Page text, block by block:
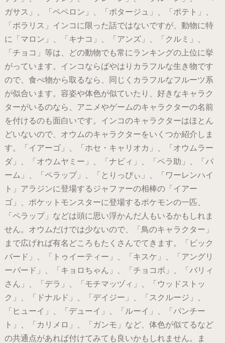
ガサス」、「ペペロン」、「ポタージュ」、「ポテト」、
「ポラリス」インコに限った話ではないですが、動物に特
に「マロン」、「キナコ」、「アンズ」、「クルミ」、
「チョコ」等は、どの動物でも常にランキングの上位に挙
がっています。インコならばやはりカラフルな生き物です
ので、食べ物から取るなら、同じくカラフルなフルーツ系
が似合います。容姿や体色が似ていたり、好きなキャラク
ターがいるのなら、アニメやゲームのキャラクターの名前
を付けるのも面白いです。インコのキャラクターはほとん
どいないので、オウムのキャラクターをいくつか紹介しま
す。「イアーゴ」、「ホセ・キャリオカ」、「オウムラー
ダ」、「オウムヤミー」、「ナビィ」、「ペラ助」、「パ
ーム」、「ペラップ」、「とりっぴぃ」、「ワーレンハイ
ト」アラジンに登場するジャファーの相棒の「イアー
ゴ」、ポケットモンスターに登場するポケモンの一匹、
「ペラップ」などは頭に思い浮かんだ人もいるかもしれま
せん。オウムだけでは少ないので、「鳥のキャラクター」
まで広げれば有名どころもたくさんでてきます。「ビック
バード」、「トゥイーティー」、「キスケ」、「アングリ
ーバード」、「キョロちゃん」、「チョコボ」、「バリィ
さん」、「デラ」、「モチマッヅィ」、「ウッドストッ
ク」、「ドナルド」、「デイジー」、「スクルージ」、
「ヒューイ」、「デューイ」、「ルーイ」、「パンチー
ト」、「カリメロ」、「ガンモ」など、体色が似てるなど
の共通点があれば付けてみても良いかもしれません。ま